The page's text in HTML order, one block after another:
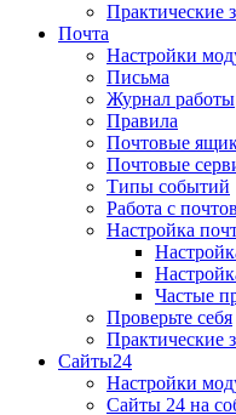
Практические
Почта
Настройки
Письма
Журнал работы
Правила
Почтовые
Почтовые
Типы событий
Работа с
Настройка
Частые
Проверьте себя
Практические
Сайты24
Настройки
Сайты 24 на